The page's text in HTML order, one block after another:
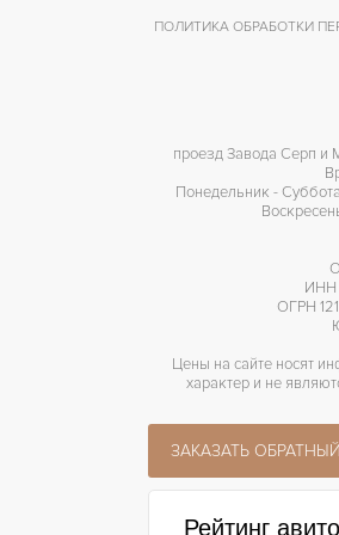
ПОЛИТИКА ОБРАБОТКИ
проезд Завода Серп и
Понедельник -
ИНН
ОГРН
Цены на сайте носят
характер и не
ЗАКАЗАТЬ
Рейтинг авито